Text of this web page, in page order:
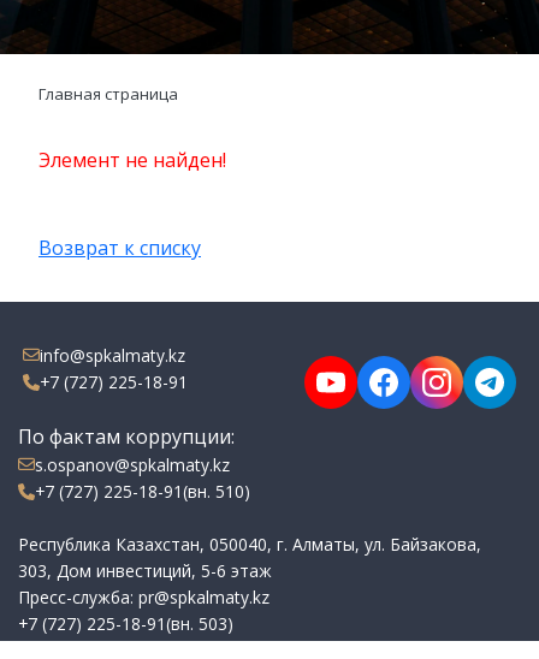
Главная страница
Элемент не найден!
Возврат к списку
info@spkalmaty.kz
+7 (727) 225-18-91
По фактам коррупции:
s.ospanov@spkalmaty.kz
+7 (727) 225-18-91(вн. 510)
Республика Казахстан, 050040, г. Алматы, ул. Байзакова,
303, Дом инвестиций, 5-6 этаж
Пресс-служба: pr@spkalmaty.kz
+7 (727) 225-18-91(вн. 503)